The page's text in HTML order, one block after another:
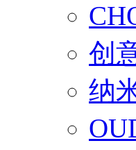
创
纳